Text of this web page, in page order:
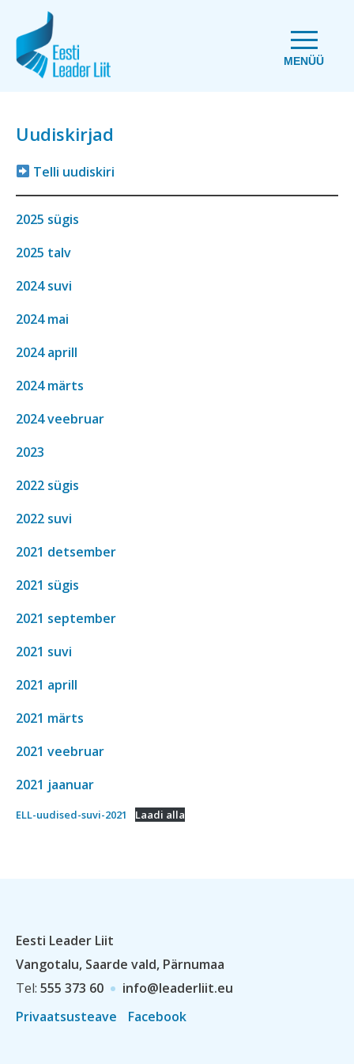
MENÜÜ
Uudiskirjad
Telli uudiskiri
2025 sügis
2025 talv
2024 suvi
2024 mai
2024 aprill
2024 märts
2024 veebruar
2023
2022 sügis
2022 suvi
2021 detsember
2021 sügis
2021 september
2021 suvi
2021 aprill
2021 märts
2021 veebruar
2021 jaanuar
ELL-uudised-suvi-2021 Laadi alla
Eesti Leader Liit
Vangotalu, Saarde vald, Pärnumaa
Tel: 555 373 60
info@leaderliit.eu
Privaatsusteave
Facebook